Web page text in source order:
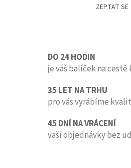
ZEPTAT SE
DO 24 HODIN
je váš balíček na cestě
35 LET NA TRHU
pro vás vyrábíme
45 DNÍ NA VRÁCENÍ
vaší objednávky bez